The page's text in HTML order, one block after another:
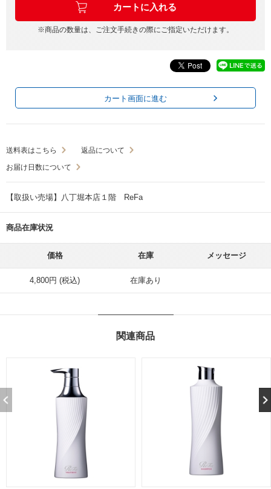
※商品の数量は、ご注文手続きの際にご指定いただけます。
カート画面に進む
送料表はこちら
返品について
お届け日数について
【取扱い売場】八丁堀本店１階 ReFa
商品在庫状況
価格 在庫 メッセージ
4,800円 (税込) 在庫あり
関連商品